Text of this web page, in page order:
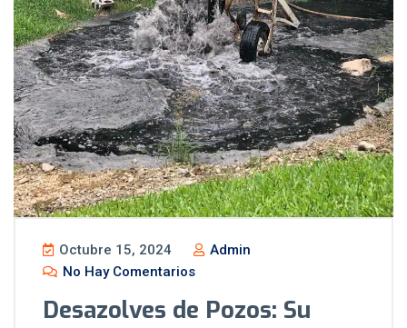
Octubre 15, 2024
Admin
No Hay Comentarios
Desazolves de Pozos: Su